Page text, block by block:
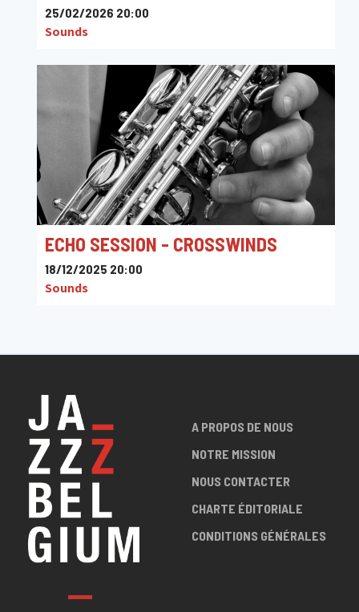
25/02/2026 20:00
Sounds
ECHO SESSION - CROSSWINDS
18/12/2025 20:00
Sounds
A PROPOS DE NOUS
NOTRE MISSION
NOUS CONTACTER
CHARTE ÉDITORIALE
CONDITIONS GÉNÉRALES